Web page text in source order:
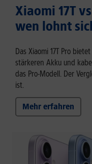
Xiaomi 17T
wen lohnt
Das Xiaomi 17T Pro
stärkeren Akku und
das Pro-Modell. Der
ist.
Mehr erfahren